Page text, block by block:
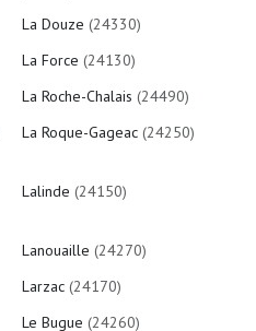
La Douze (24330)
La Force (24130)
La Roche-Chalais (24490)
La Roque-Gageac (24250)
Lalinde (24150)
Lanouaille (24270)
Larzac (24170)
Le Bugue (24260)